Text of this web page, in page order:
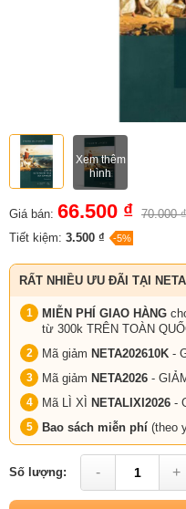
Xem thêm
hình
Giá bán: 66.500 ₫ 70.000 ₫
Tiết kiệm: 3.500 ₫ -5%
RẤT NHIỀU ƯU ĐÃI TẠI
MIỄN PHÍ GIAO HÀNG
từ 300k TRÊN TOÀN
Mã giảm NETA202610K -
Mã giảm NETA2026 -
Mã LÌ XÌ NETALIXI2026 -
Bao sách miễn phí (theo
Số lượng: - +